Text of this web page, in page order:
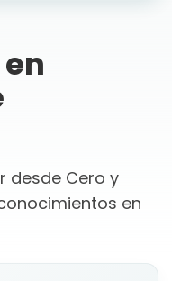
desde Cero y
en